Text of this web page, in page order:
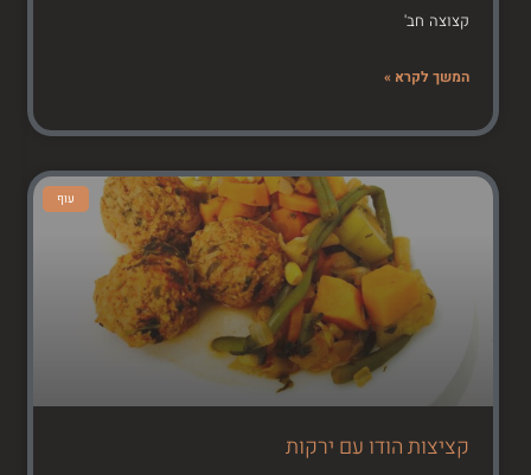
קצוצה חב'
המשך לקרא »
עוף
קציצות הודו עם ירקות